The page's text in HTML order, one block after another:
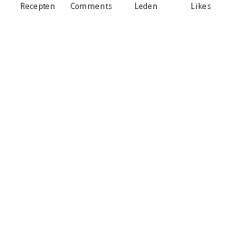
Recepten Comments Leden Likes